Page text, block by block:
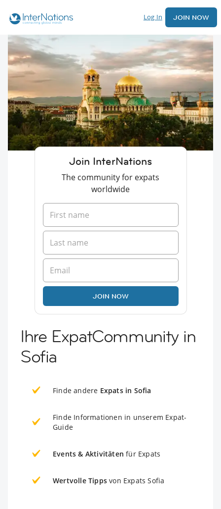
Log In JOIN NOW
Join InterNations
The community for expats
worldwide
JOIN NOW
Ihre ExpatCommunity in
Sofia
Finde andere Expats in Sofia
Finde Informationen in unserem Expat-
Guide
Events & Aktivitäten für Expats
Wertvolle Tipps von Expats Sofia